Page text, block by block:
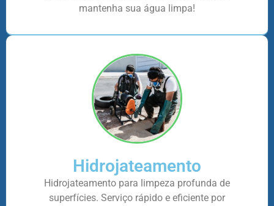
mantenha sua água limpa!
Hidrojateamento
Hidrojateamento para limpeza profunda de
superfícies. Serviço rápido e eficiente por